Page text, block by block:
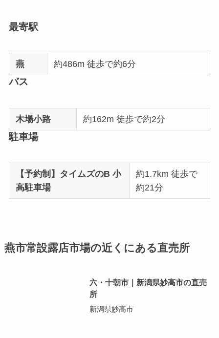
最寄駅
燕 約486m 徒歩で約6分
バス
木場小路 約162m 徒歩で約2分
駐車場
【予約制】タイムズのB 小
高駐車場
約1.7km 徒歩で
約21分
燕市常設露店市場の近くにある直売所
六・十朝市｜新潟県妙高市の直売
所
新潟県妙高市